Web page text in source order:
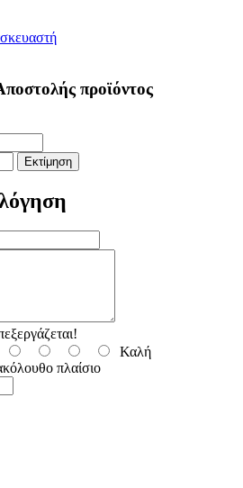
προϊόντος
Εκτίμηση
Καλή
πλαίσιο